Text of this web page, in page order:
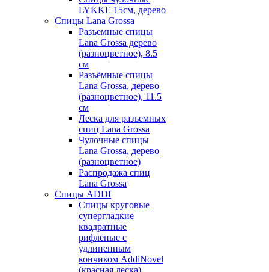
LYKKE 15см, дерево
Спицы Lana Grossa
Разъемные спицы
Lana Grossa дерево
(разноцветное), 8.5
см
Разъёмные спицы
Lana Grossa, дерево
(разноцветное), 11.5
см
Леска для разъемных
спиц Lana Grossa
Чулочные спицы
Lana Grossa, дерево
(разноцветное)
Распродажа спиц
Lana Grossa
Спицы ADDI
Спицы круговые
супергладкие
квадратные
рифлёные с
удлиненным
кончиком AddiNovel
(красная леска)